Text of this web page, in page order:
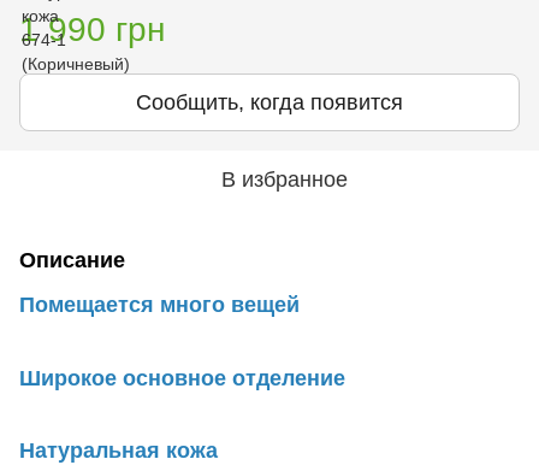
1 990 грн
Сообщить, когда появится
В избранное
Описание
Помещается много вещей
Широкое основное отделение
Натуральная кожа